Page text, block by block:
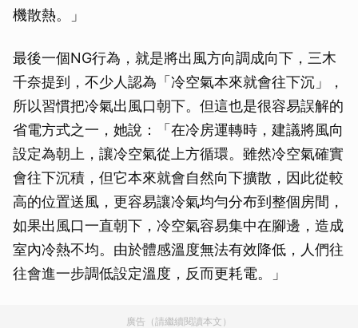
機散熱。」
最後一個NG行為，就是將出風方向調成向下，三木
千奈提到，不少人認為「冷空氣本來就會往下沉」，
所以習慣把冷氣出風口朝下。但這也是很容易誤解的
省電方式之一，她說：「在冷房運轉時，建議將風向
設定為朝上，讓冷空氣從上方循環。雖然冷空氣確實
會往下沉積，但它本來就會自然向下擴散，因此從較
高的位置送風，更容易讓冷氣均勻分布到整個房間，
如果出風口一直朝下，冷空氣容易集中在腳邊，造成
室內冷熱不均。由於體感溫度無法有效降低，人們往
往會進一步調低設定溫度，反而更耗電。」
廣告（請繼續閱讀本文）